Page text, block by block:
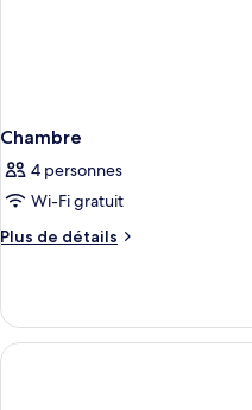
Chambre
4 personnes
Wi-Fi gratuit
Plus de détails
Plus
Chambre